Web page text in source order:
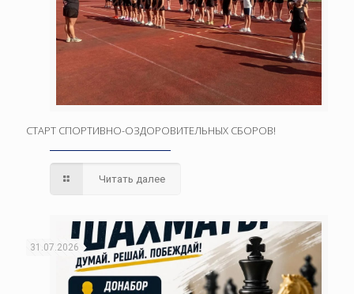
СТАРТ СПОРТИВНО-ОЗДОРОВИТЕЛЬНЫХ СБОРОВ!
Читать далее
31.07.2026